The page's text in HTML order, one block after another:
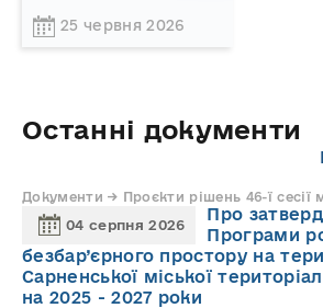
25 червня 2026
Останні документи
Документи → Проєкти рішень 46-ї сесії
04 серпня 2026
Про
Програми
безбар’єрного простору на
Сарненської міської
на 2025 - 2027 роки